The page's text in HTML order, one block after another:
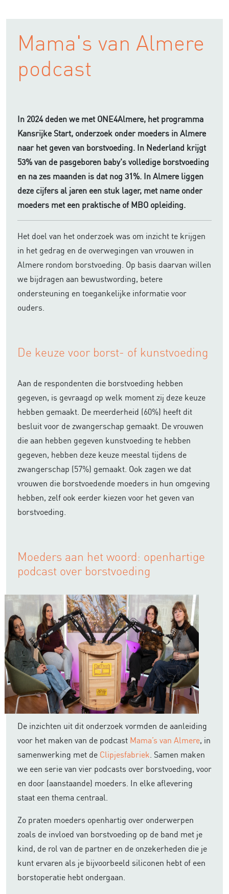
Mama's van Almere
podcast
In 2024 deden we met ONE4Almere, het programma
Kansrijke Start, onderzoek onder moeders in Almere
naar het geven van borstvoeding. In Nederland krijgt
53% van de pasgeboren baby's volledige borstvoeding
en na zes maanden is dat nog 31%. In Almere liggen
deze cijfers al jaren een stuk lager, met name onder
moeders met een praktische of MBO opleiding.
Het doel van het onderzoek was om inzicht te krijgen
in het gedrag en de overwegingen van vrouwen in
Almere rondom borstvoeding. Op basis daarvan willen
we bijdragen aan bewustwording, betere
ondersteuning en toegankelijke informatie voor
ouders.
De keuze voor borst- of kunstvoeding
Aan de respondenten die borstvoeding hebben
gegeven, is gevraagd op welk moment zij deze keuze
hebben gemaakt. De meerderheid (60%) heeft dit
besluit voor de zwangerschap gemaakt. De vrouwen
die aan hebben gegeven kunstvoeding te hebben
gegeven, hebben deze keuze meestal tijdens de
zwangerschap (57%) gemaakt. Ook zagen we dat
vrouwen die borstvoedende moeders in hun omgeving
hebben, zelf ook eerder kiezen voor het geven van
borstvoeding.
Moeders aan het woord: openhartige
podcast over borstvoeding
De inzichten uit dit onderzoek vormden de aanleiding
voor het maken van de podcast Mama’s van Almere, in
samenwerking met de Clipjesfabriek. Samen maken
we een serie van vier podcasts over borstvoeding, voor
en door (aanstaande) moeders. In elke aflevering
staat een thema centraal.
Zo praten moeders openhartig over onderwerpen
zoals de invloed van borstvoeding op de band met je
kind, de rol van de partner en de onzekerheden die je
kunt ervaren als je bijvoorbeeld siliconen hebt of een
borstoperatie hebt ondergaan.